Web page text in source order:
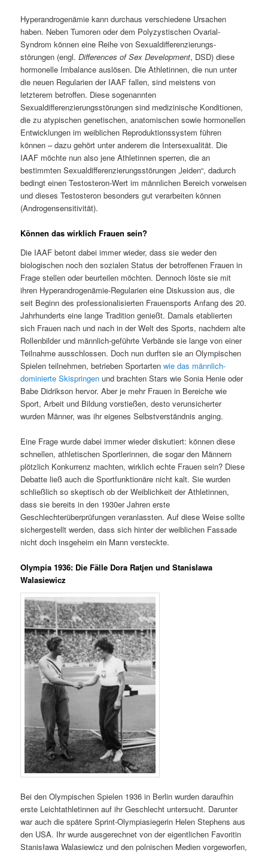
Hyperandrogenämie kann durchaus verschiedene Ursachen
haben. Neben Tumoren oder dem Polyzystischen Ovarial-
Syndrom können eine Reihe von Sexualdifferenzierungs-
störungen (engl.Differences of Sex Development, DSD) diese
hormonelle Imbalance auslösen. Die Athletinnen, die nun unter
die neuen Regularien der IAAF fallen, sind meistens von
letzterem betroffen. Diese sogenannten
Sexualdifferenzierungsstörungen sind medizinische Konditionen,
die zu atypischen genetischen, anatomischen sowie hormonellen
Entwicklungen im weiblichen Reproduktionssystem führen
können – dazu gehört unter anderem die Intersexualität. Die
IAAF möchte nun also jene Athletinnen sperren, die an
bestimmten Sexualdifferenzierungsstörungen „leiden“, dadurch
bedingt einen Testosteron-Wert im männlichen Bereich vorweisen
und dieses Testosteron besonders gut verarbeiten können
(Androgensensitivität).
Können das wirklich Frauen sein?
Die IAAF betont dabei immer wieder, dass sie weder den
biologischen noch den sozialen Status der betroffenen Frauen in
Frage stellen oder beurteilen möchten. Dennoch löste sie mit
ihren Hyperandrogenämie-Regularien eine Diskussion aus, die
seit Beginn des professionalisierten Frauensports Anfang des 20.
Jahrhunderts eine lange Tradition genießt. Damals etablierten
sich Frauen nach und nach in der Welt des Sports, nachdem alte
Rollenbilder und männlich-geführte Verbände sie lange von einer
Teilnahme ausschlossen. Doch nun durften sie an Olympischen
Spielen teilnehmen, betrieben Sportartenwie das männlich-
dominierte Skispringen und brachten Stars wie Sonia Henie oder
Babe Didrikson hervor. Aber je mehr Frauen in Bereiche wie
Sport, Arbeit und Bildung vorstießen, desto verunsicherter
wurden Männer, was ihr eigenes Selbstverständnis anging.
Eine Frage wurde dabei immer wieder diskutiert: können diese
schnellen, athletischen Sportlerinnen, die sogar den Männern
plötzlich Konkurrenz machten, wirklich echte Frauen sein? Diese
Debatte ließ auch die Sportfunktionäre nicht kalt. Sie wurden
schließlich so skeptisch ob der Weiblichkeit der Athletinnen,
dass sie bereits in den 1930er Jahren erste
Geschlechterüberprüfungen veranlassten. Auf diese Weise sollte
sichergestellt werden, dass sich hinter der weiblichen Fassade
nicht doch insgeheim ein Mann versteckte.
Olympia 1936: Die Fälle Dora Ratjen und Stanislawa
Walasiewicz
Bei den Olympischen Spielen 1936 in Berlin wurden daraufhin
erste Leichtathletinnen auf ihr Geschlecht untersucht. Darunter
war auch die spätere Sprint-Olympiasiegerin Helen Stephens aus
den USA. Ihr wurde ausgerechnet von der eigentlichen Favoritin
Stanisława Walasiewicz und den polnischen Medien vorgeworfen,